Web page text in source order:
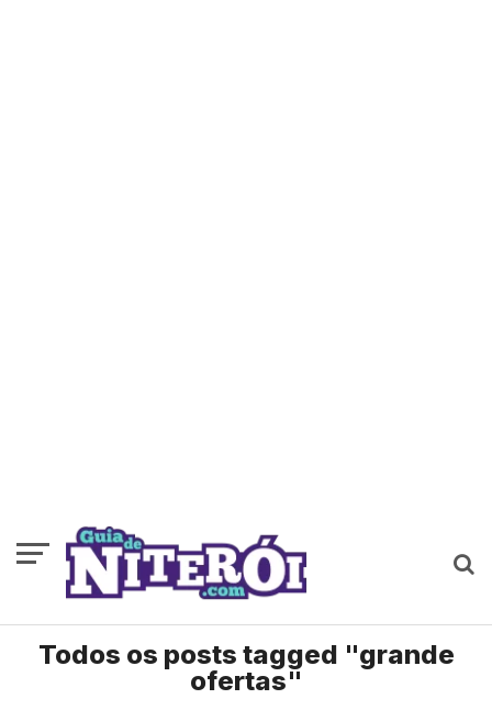
Todos os posts tagged "grande
ofertas"